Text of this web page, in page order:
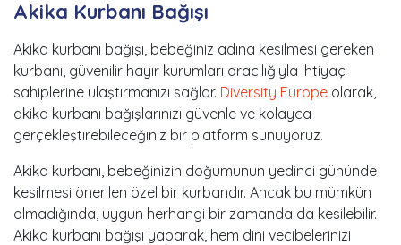
Akika Kurbanı Bağışı
Akika kurbanı bağışı, bebeğiniz adına kesilmesi gereken
kurbanı, güvenilir hayır kurumları aracılığıyla ihtiyaç
sahiplerine ulaştırmanızı sağlar. Diversity Europe olarak,
akika kurbanı bağışlarınızı güvenle ve kolayca
gerçekleştirebileceğiniz bir platform sunuyoruz.
Akika kurbanı, bebeğinizin doğumunun yedinci gününde
kesilmesi önerilen özel bir kurbandır. Ancak bu mümkün
olmadığında, uygun herhangi bir zamanda da kesilebilir.
Akika kurbanı bağışı yaparak, hem dini vecibelerinizi